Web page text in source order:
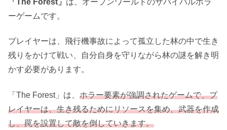
「The Forest」 は、オープンワールドのサバイバルホラ
ーゲームです。
プレイヤーは、飛行機事故によって孤立した林の中で生き
残りをかけて戦い、自分自身を守りながら林の謎を解き明
かす必要があります。
「The Forest」は、 ホラー要素が強調されたゲームで、プ
レイヤーは、生き残るためにリソースを集め、武器を作成
し、罠を設置して敵を倒していきます。